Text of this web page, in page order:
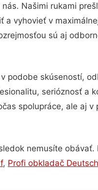
Našimi rukami
vyhovieť v
sú aj
podobe skúseností,
serióznosť a
spolupráce, ale aj
nemusíte
, Profi obkladač